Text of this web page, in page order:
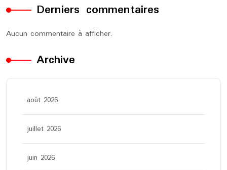
Derniers commentaires
Aucun commentaire à afficher.
Archive
août 2026
juillet 2026
juin 2026